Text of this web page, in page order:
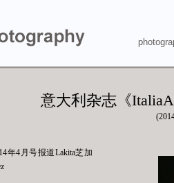
意大利杂志《
年4月号报道Lakita芝加